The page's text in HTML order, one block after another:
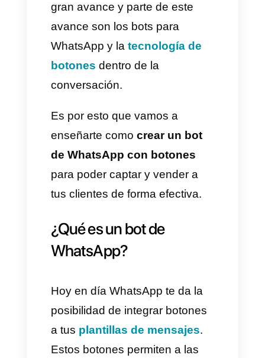
Desde campañas de marketing
digital hasta estrategias en
redes sociales con influencers y
cómo las empresas interactúan
y se comunican con los leads y
potenciales clientes ha dado un
gran avance y parte de este
avance son los bots para
WhatsApp y la
conversación.
Es por esto que vamos a